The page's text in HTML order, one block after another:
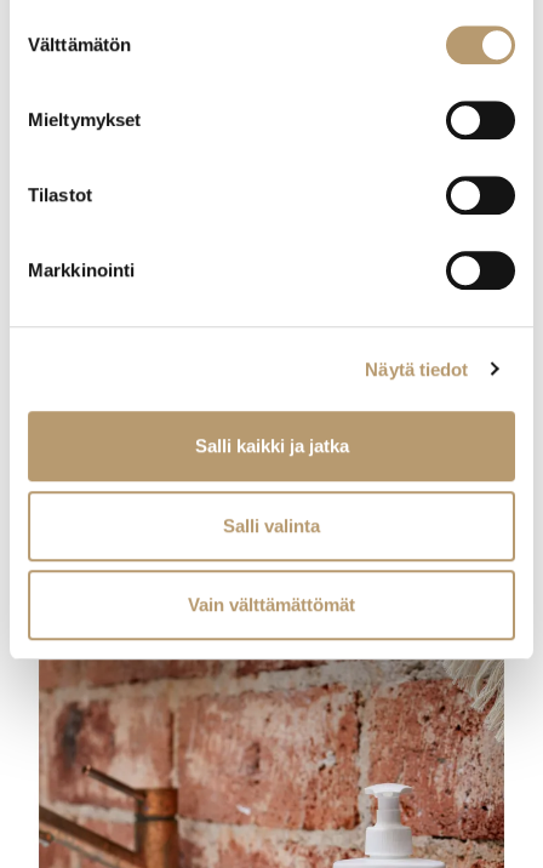
valinta
Välttämätön
Mieltymykset
Tilastot
Markkinointi
Näytä tiedot
Salli kaikki ja jatka
Salli valinta
Vain välttämättömät